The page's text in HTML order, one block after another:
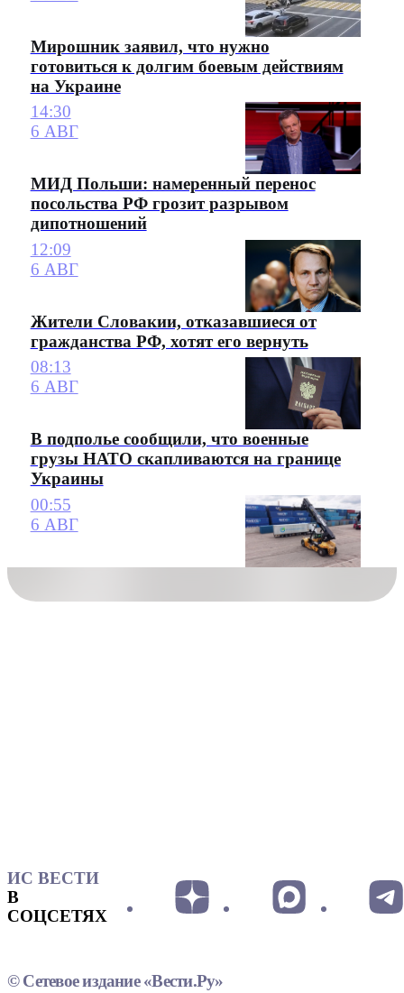
Мирошник заявил, что нужно
готовиться к долгим боевым действиям
на Украине
14:30
6 АВГ
МИД Польши: намеренный перенос
посольства РФ грозит разрывом
дипотношений
12:09
6 АВГ
Жители Словакии, отказавшиеся от
гражданства РФ, хотят его вернуть
08:13
6 АВГ
В подполье сообщили, что военные
грузы НАТО скапливаются на границе
Украины
00:55
6 АВГ
ИС ВЕСТИ
В
СОЦСЕТЯХ
© Сетевое издание «Вести.Ру»